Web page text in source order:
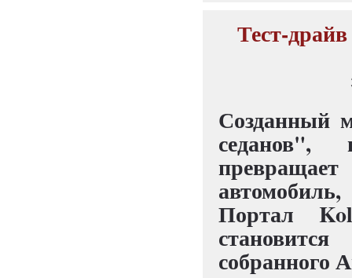
Тест-
Созданный
седанов",
Портал
собранного